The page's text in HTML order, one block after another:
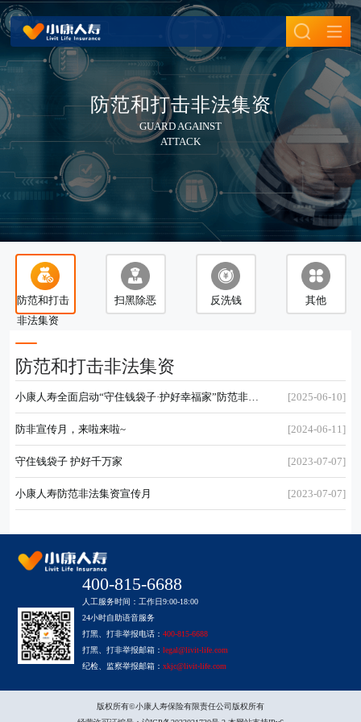
首页
公司介绍
股东介绍
企业文化
公司新闻
股东新闻
媒体报道
产品商城
健康险
意外险
新型产品
合规专栏
防范和打击非法集资
反洗钱
其他
个人保单查询验真
保全服务
投保服务
理赔服务
单证下载
消费者权益保护
消费者风险提示
健康管理服务
隐私政策
基本信息
年度信息
重大事项
诚聘英才
加入我们
招聘职位
防范和打击非法集资
GUARD AGAINST
ATTACK
防范和打击
非法集资
扫黑除恶 反洗钱 其他
防范和打击非法集资
小康人寿全面启动“守住钱袋子·护好幸福家”防范非法
金融活动宣传月活动
[2025-06-10]
防非宣传月，来啦来啦~ [2024-06-11]
守住钱袋子 护好千万家 [2023-07-07]
小康人寿防范非法集资宣传月 [2023-07-07]
400-815-6688
人工服务时间：工作日9:00-18:00
24小时自助语音服务
打黑、打非举报电话：400-815-6688
打黑、打非举报邮箱：legal@livit-life.com
纪检、监察举报邮箱：xkjc@livit-life.com
版权所有©小康人寿保险有限责任公司版权所有